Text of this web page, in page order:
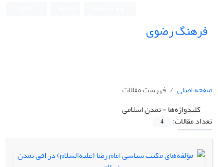
فرهنگ رضوی
صفحه اصلی
فهرست مقالات
کلیدواژه‌ها =تمدن اسلامی
تعداد مقالات:
4